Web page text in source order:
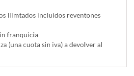
Ilimtados incluidos reventones
franquicia
(una cuota sin iva) a devolver al